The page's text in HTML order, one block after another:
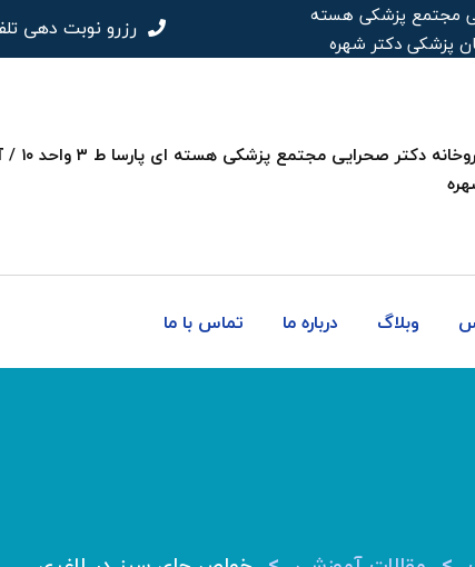
مجتمع پزشکی هسته
رزرو نوبت دهی
وبلاگ درباره ما تماس با ما